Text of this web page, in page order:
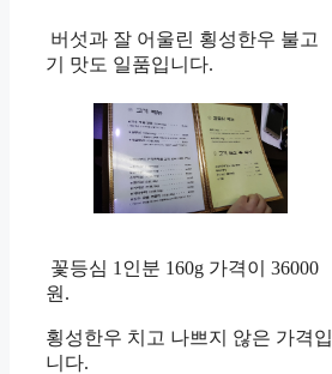
버섯과 잘 어울린 횡성한우 불고
기 맛도 일품입니다.
꽃등심 1인분 160g 가격이 36000
원.
횡성한우 치고 나쁘지 않은 가격입
니다.